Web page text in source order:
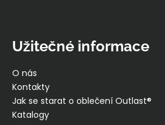
Užitečné informace
O nás
Kontakty
Jak se starat o oblečení Outlast®
Katalogy